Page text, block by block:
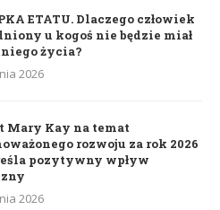
ETATU. Dlaczego człowiek
u kogoś nie będzie miał
życia?
2026
Mary Kay na temat
rozwoju za rok 2026
pozytywny wpływ
2026